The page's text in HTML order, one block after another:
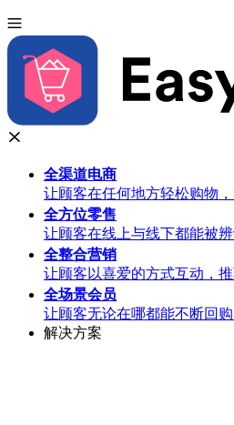
全渠道电商
让顾客在任何地方轻松购物
全方位零售
让顾客在线上与线下都能被
全整合营销
让顾客以喜爱的方式互动，
全场景会员
让顾客无论在哪都能不断回
解决方案